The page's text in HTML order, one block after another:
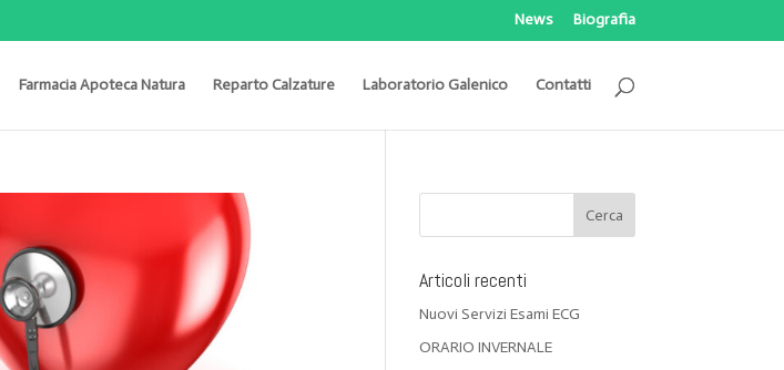
News Biografia
Farmacia Apoteca Natura Reparto Calzature Laboratorio Galenico Contatti
Articoli recenti
Nuovi Servizi Esami ECG
ORARIO INVERNALE